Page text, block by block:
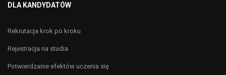
DLA KANDYDATÓW
Rekrutacja krok po kroku
Rejestracja na studia
Potwierdzanie efektów uczenia się